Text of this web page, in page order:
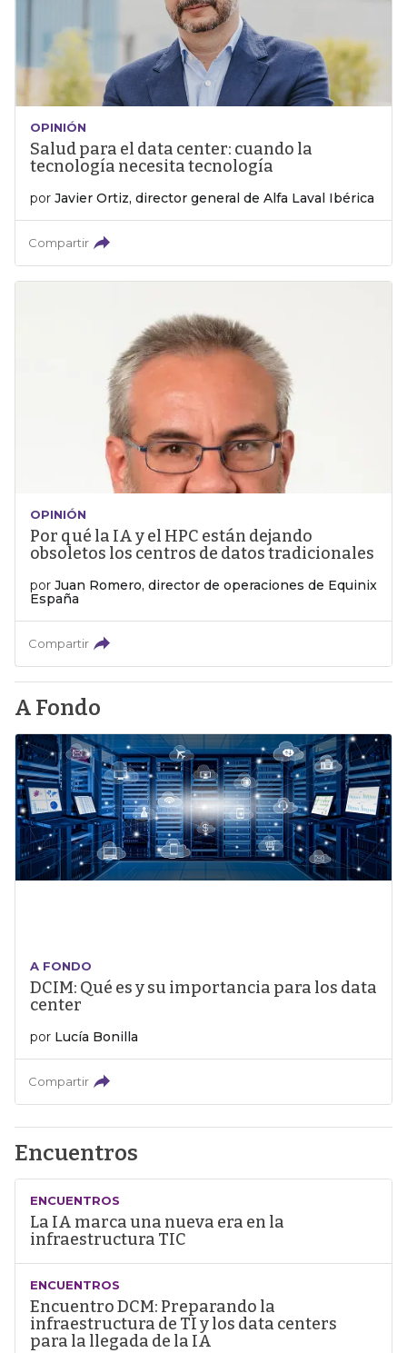
OPINIÓN
Salud para el data center: cuando la
tecnología necesita tecnología
por Javier Ortiz, director general de Alfa Laval Ibérica
Compartir
OPINIÓN
Por qué la IA y el HPC están dejando
obsoletos los centros de datos tradicionales
por Juan Romero, director de operaciones de Equinix
España
Compartir
A Fondo
A FONDO
DCIM: Qué es y su importancia para los data
center
por Lucía Bonilla
Compartir
Encuentros
ENCUENTROS
La IA marca una nueva era en la
infraestructura TIC
ENCUENTROS
Encuentro DCM: Preparando la
infraestructura de TI y los data centers
para la llegada de la IA